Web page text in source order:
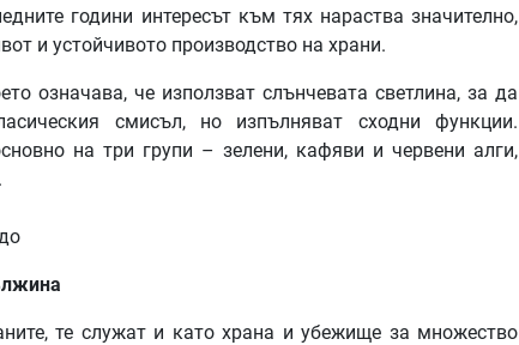
години интересът към тях нараства значително,
и устойчивото производство на храни.
означава, че използват слънчевата светлина, за да
смисъл, но изпълняват сходни функции.
на три групи – зелени, кафяви и червени алги,
те служат и като храна и убежище за множество